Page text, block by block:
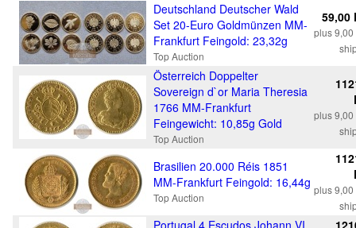
Deutschland Deutscher Wald
Set 20-Euro Goldmünzen MM-
Frankfurt Feingold: 23,32g
Top Auction
59,00
plus 9,00
Österreich Doppelter
Sovereign d`or Maria Theresia
1766 MM-Frankfurt
Feingewicht: 10,85g Gold
Top Auction
plus 9,00
Brasilien 20.000 Réis 1851
MM-Frankfurt Feingold: 16,44g
Top Auction
plus 9,00
Portugal 4 Escudos Johann VI.